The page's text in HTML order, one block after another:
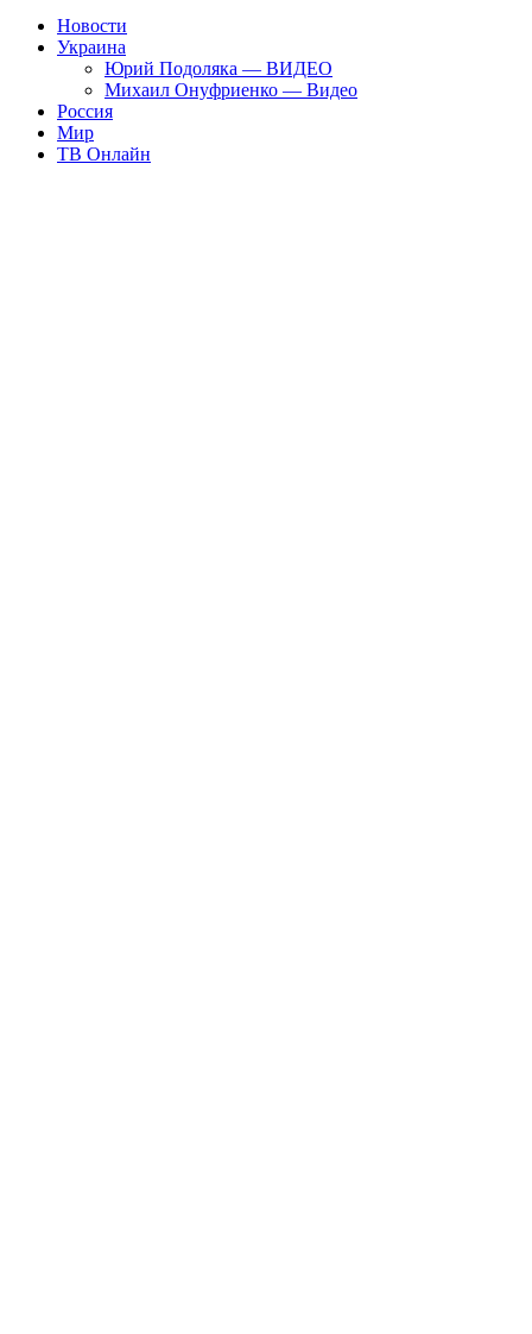
Новости
Украина
Юрий Подоляка — ВИДЕО
Михаил Онуфриенко — Видео
Россия
Мир
ТВ Онлайн